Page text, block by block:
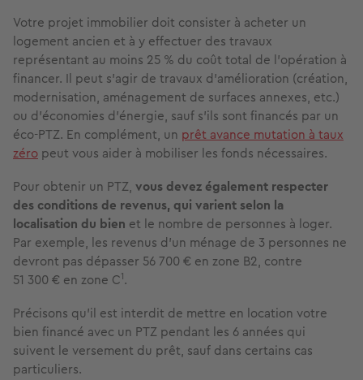
Votre projet immobilier doit consister à acheter un
logement ancien et à y effectuer des travaux
représentant au moins 25 % du coût total de l'opération à
financer. Il peut s'agir de travaux d'amélioration (création,
modernisation, aménagement de surfaces annexes, etc.)
ou d'économies d'énergie, sauf s'ils sont financés par un
éco-PTZ. En complément, un prêt avance mutation à taux
zéro peut vous aider à mobiliser les fonds nécessaires.
Pour obtenir un PTZ, vous devez également respecter
des conditions de revenus, qui varient selon la
localisation du bien et le nombre de personnes à loger.
Par exemple, les revenus d’un ménage de 3 personnes ne
devront pas dépasser 56 700 € en zone B2, contre
51 300 € en zone C1.
Précisons qu’il est interdit de mettre en location votre
bien financé avec un PTZ pendant les 6 années qui
suivent le versement du prêt, sauf dans certains cas
particuliers.